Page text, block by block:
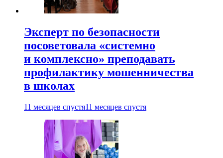
Эксперт по безопасности
посоветовала «системно
и комплексно» преподавать
профилактику мошенничества
в школах
11 месяцев спустя11 месяцев спустя